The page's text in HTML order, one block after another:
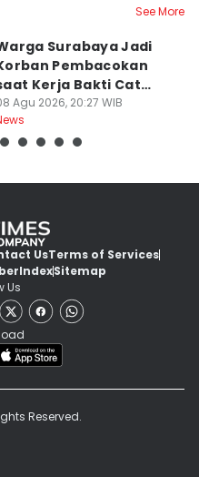
See More
Surabaya Jadi
Pembacokan
Kerja Bakti Cat
Agu 2026, 20:27 WIB
UsTerms of Services
IndexSitemap
Us
Reserved.